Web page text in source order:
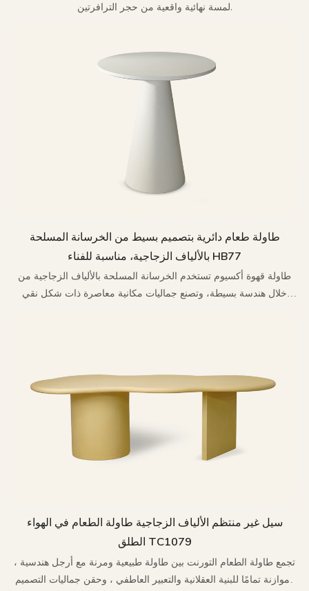
لمسة نهائية واقعية من حجر الترافرتين.
طاولة طعام دائرية بتصميم بسيط من الخرسانة المسلحة
بالألياف الزجاجية، مناسبة للفناء HB77
طاولة قهوة أكسيوم تستخدم الخرسانة المسلحة بالألياف الزجاجية من
خلال هندسة بسيطة، وتصنع جماليات مكانية معاصرة ذات شكل نقي
سيل غير منتظم الألياف الزجاجية طاولة الطعام في الهواء
الطلق TC1079
تجمع طاولة الطعام التورنت بين طاولة طبيعية ومرنة مع أرجل هندسية ،
وموازنة تمامًا للبنية العقلانية والتعبير العاطفي ، وحقن جماليات التصميم